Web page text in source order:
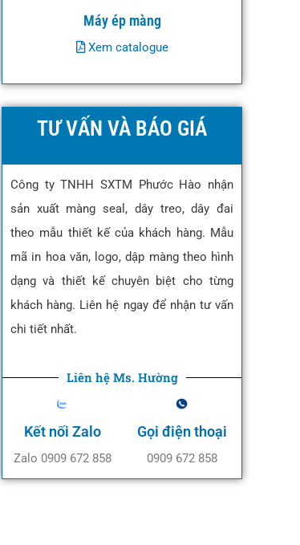
Máy ép màng
Xem catalogue
TƯ VẤN VÀ BÁO GIÁ
Công ty TNHH SXTM Phước Hào nhận
sản xuất màng seal, dây treo, dây đai
theo mẫu thiết kế của khách hàng. Mẫu
mã in hoa văn, logo, dập màng theo hình
dạng và thiết kế chuyên biệt cho từng
khách hàng. Liên hệ ngay để nhận tư vấn
chi tiết nhất.
Liên hệ Ms. Hường
Kết nối Zalo
Zalo 0909 672 858
Gọi điện thoại
0909 672 858